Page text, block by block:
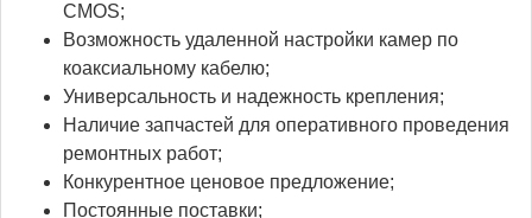
CMOS;
Возможность удаленной настройки камер по
коаксиальному кабелю;
Универсальность и надежность крепления;
Наличие запчастей для оперативного проведения
ремонтных работ;
Конкурентное ценовое предложение;
Постоянные поставки;